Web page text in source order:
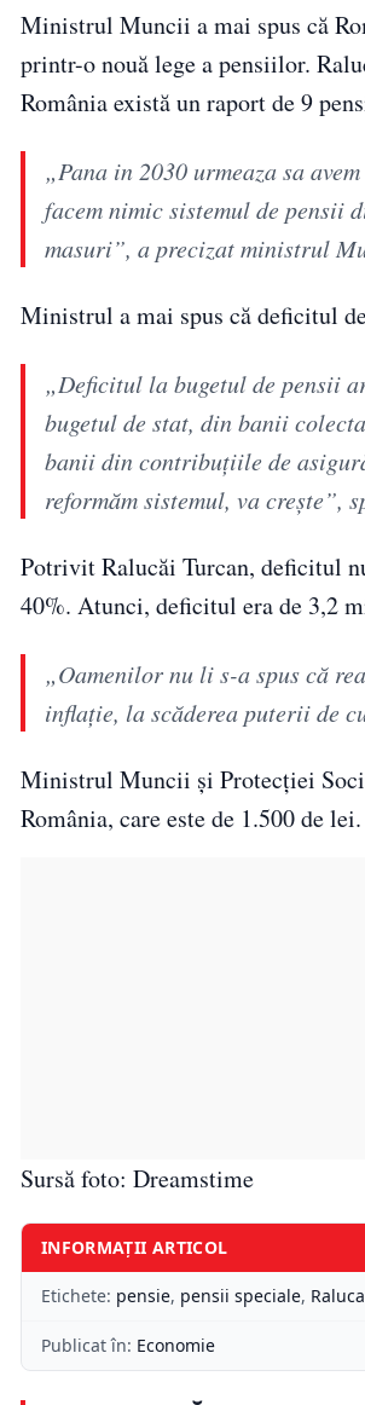
Ministrul Muncii a mai spus că
printr-o nouă lege a pensiilor.
România există un raport de 9
„Pana in 2030 urmeaza sa
facem nimic sistemul de pensii
masuri”, a precizat ministrul
Ministrul a mai spus că deficitul
„Deficitul la bugetul de pensii
bugetul de stat, din banii
banii din contribuțiile de
reformăm sistemul, va crește”,
Potrivit Ralucăi Turcan, deficitul
40%. Atunci, deficitul era de 3,2
„Oamenilor nu li s-a spus că
inflație, la scăderea puterii de
Ministrul Muncii și Protecției
România, care este de 1.500 de lei.
Sursă foto: Dreamstime
INFORMAȚII ARTICOL
Etichete: pensie, pensii speciale,
Publicat în: Economie